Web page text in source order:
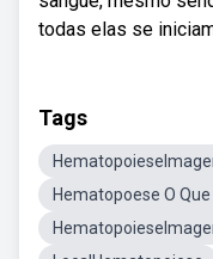
todas elas se
Tags
Hematopoese O Que